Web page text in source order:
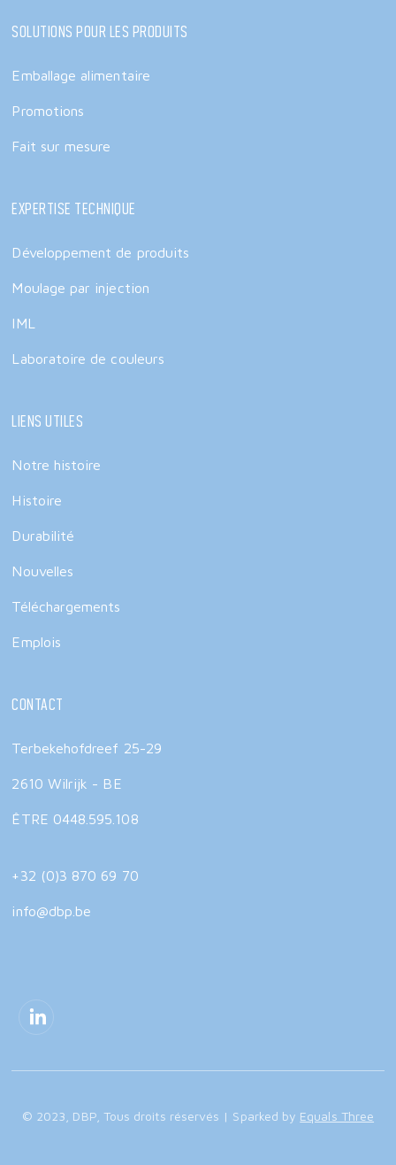
Solutions pour les produits
Emballage alimentaire
Promotions
Fait sur mesure
Expertise technique
Développement de produits
Moulage par injection
IML
Laboratoire de couleurs
Liens utiles
Notre histoire
Histoire
Durabilité
Nouvelles
Téléchargements
Emplois
Contact
Terbekehofdreef 25-29
2610 Wilrijk - BE
ÊTRE 0448.595.108
+32 (0)3 870 69 70
info@dbp.be
© 2023, DBP, Tous droits réservés | Sparked by Equals Three